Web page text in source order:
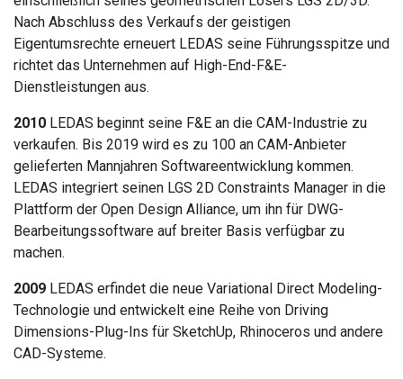
Nach Abschluss des Verkaufs der geistigen
Eigentumsrechte erneuert LEDAS seine Führungsspitze und
richtet das Unternehmen auf High-End-F&E-
Dienstleistungen aus.
2010 LEDAS beginnt seine F&E an die CAM-Industrie zu
verkaufen. Bis 2019 wird es zu 100 an CAM-Anbieter
gelieferten Mannjahren Softwareentwicklung kommen.
LEDAS integriert seinen LGS 2D Constraints Manager in die
Plattform der Open Design Alliance, um ihn für DWG-
Bearbeitungssoftware auf breiter Basis verfügbar zu
machen.
2009 LEDAS erfindet die neue Variational Direct Modeling-
Technologie und entwickelt eine Reihe von Driving
Dimensions-Plug-Ins für SketchUp, Rhinoceros und andere
CAD-Systeme.